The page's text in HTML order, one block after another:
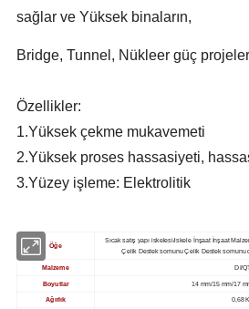
sağlar ve Yüksek binaların,
Bridge, Tunnel, Nükleer güç
Özellikler:
1.Yüksek çekme mukavemeti
2.Yüksek proses hassasiyeti,
3.Yüzey işleme: Elektrolitik
Öğe
Sıcak satış yapı iskelesi/iskele İnşaat İnşaat
Çelik Destek somunu Çelik Destek
Malzeme DI/
Boyutlar 14 mm/15 mm/17
Ağırlık 0,68